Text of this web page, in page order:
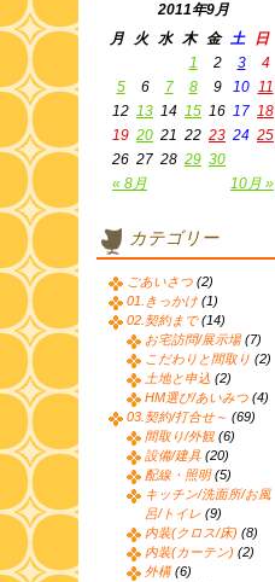
2011年9月
月
火 水 木 金 土 日
« 8月 10月 »
1 2 3
4
5
6 7 8 9 10 11
12 13 14 15 16 17 18
19 20 21 22 23 24 25
26 27 28 29 30
カテゴリー
ごあいさつ (2)
01.きっかけ (1)
02.契約まで(14)
お宅訪問/展示場(7)
こだわりと間取り (2)
土地と申込 (2)
HM選び/あいみつ (4)
03.契約/打合せ～ (69)
間取り/外観 (6)
設備/建具 (20)
配線・照明(5)
キッチン/洗面所/お風
呂/トイレ (9)
内装(クロス/床) (8)
内装(カーテン) (2)
外構(6)